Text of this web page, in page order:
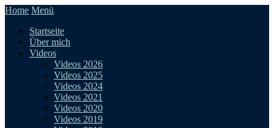
Home Menü
Startseite
Über mich
Videos
Videos 2026
Videos 2025
Videos 2024
Videos 2021
Videos 2020
Videos 2019